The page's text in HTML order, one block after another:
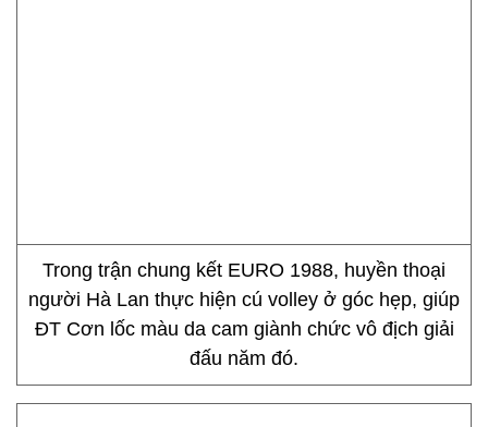
Trong trận chung kết EURO 1988, huyền thoại
người Hà Lan thực hiện cú volley ở góc hẹp, giúp
ĐT Cơn lốc màu da cam giành chức vô địch giải
đấu năm đó.